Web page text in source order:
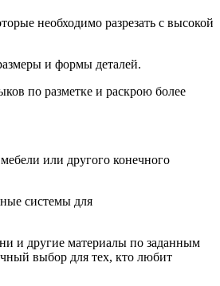
необходимо разрезать с высокой
и формы деталей.
по разметке и раскрою более
или другого конечного
системы для
и другие материалы по заданным
выбор для тех, кто любит